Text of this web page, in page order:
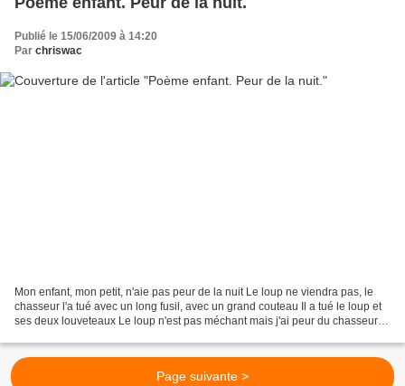
Publié le 15/06/2009 à 14:20
Par chriswac
Mon enfant, mon petit, n'aie pas peur de la nuit Le loup ne viendra pas, le
chasseur l'a tué avec un long fusil, avec un grand couteau Il a tué le loup et
ses deux louveteaux Le loup n'est pas méchant mais j'ai peur du chasseur
Page suivante >